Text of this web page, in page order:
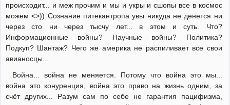
происходит... и меж прочим и мы и укры и сшопы все в космос
можем <>)) Сознание питекантропа увы никуда не денется ни
через сто ни через тысчу лет... в этом и суть. Что?
Информационные войны? Научные войны? Политика?
Подкуп? Шантаж? Чего же америка не распиливает все свои
авианосцы...
Война... война не меняется. Потому что война это мы...
война это конуренция, война это право на жизнь одним, за
счёт других... Разум сам по себе не гарантия пацифизма,